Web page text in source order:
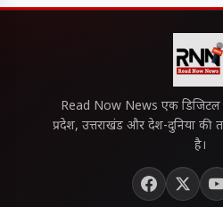
Read Now News एक डिजिटल
प्रदेश, उत्तराखंड और देश-दुनिया
है।